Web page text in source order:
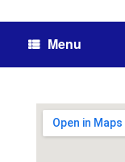
Menu